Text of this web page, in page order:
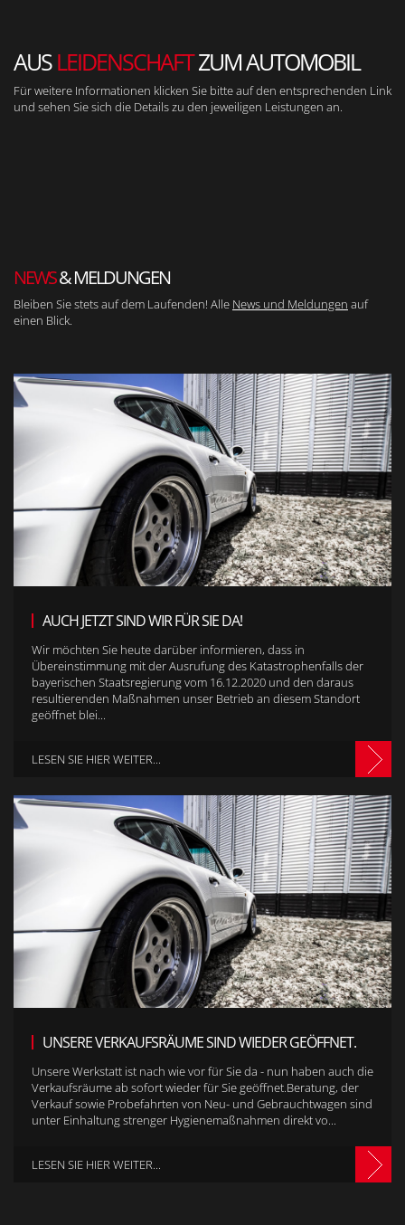
AUS LEIDENSCHAFTZUM AUTOMOBIL
Für weitere Informationen klicken Sie bitte auf den entsprechenden Link
und sehen Sie sich die Details zu den jeweiligen Leistungen an.
NEWS& MELDUNGEN
Bleiben Sie stets auf dem Laufenden! Alle News und Meldungen auf
einen Blick.
AUCH JETZT SIND WIR FÜR SIE DA!
Wir möchten Sie heute darüber informieren, dass in
Übereinstimmung mit der Ausrufung des Katastrophenfalls der
bayerischen Staatsregierung vom 16.12.2020 und den daraus
resultierenden Maßnahmen unser Betrieb an diesem Standort
geöffnet blei...
LESEN SIE HIER WEITER...
UNSERE VERKAUFSRÄUME SIND WIEDER GEÖFFNET.
Unsere Werkstatt ist nach wie vor für Sie da - nun haben auch die
Verkaufsräume ab sofort wieder für Sie geöffnet.Beratung, der
Verkauf sowie Probefahrten von Neu- und Gebrauchtwagen sind
unter Einhaltung strenger Hygienemaßnahmen direkt vo...
LESEN SIE HIER WEITER...